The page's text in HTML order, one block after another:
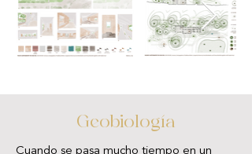
Geobiología
Cuando se pasa mucho tiempo en un